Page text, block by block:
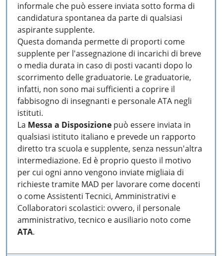
informale che può essere inviata sotto forma di
candidatura spontanea da parte di qualsiasi
aspirante supplente.
Questa domanda permette di proporti come
supplente per l'assegnazione di incarichi di breve
o media durata in caso di posti vacanti dopo lo
scorrimento delle graduatorie. Le graduatorie,
infatti, non sono mai sufficienti a coprire il
fabbisogno di insegnanti e personale ATA negli
istituti.
La Messa a Disposizione può essere inviata in
qualsiasi istituto italiano e prevede un rapporto
diretto tra scuola e supplente, senza nessun'altra
intermediazione. Ed è proprio questo il motivo
per cui ogni anno vengono inviate migliaia di
richieste tramite MAD per lavorare come docenti
o come Assistenti Tecnici, Amministrativi e
Collaboratori scolastici: ovvero, il personale
amministrativo, tecnico e ausiliario noto come
ATA.